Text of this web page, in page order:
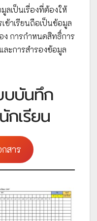
ลเป็นเรื่องที่ต้องให้
ข้าเรียนถือเป็นข้อมูล
การกำหนดสิทธิ์การ
ละการสำรองข้อมูล
บบันทึก
กเรียน
กสาร